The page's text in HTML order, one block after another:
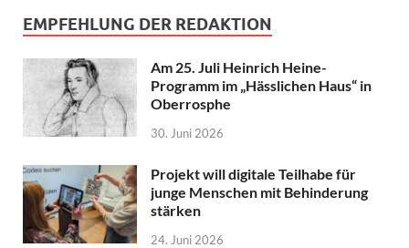
EMPFEHLUNG DER REDAKTION
Am 25. Juli Heinrich Heine-
Programm im „Hässlichen Haus“ in
Oberrosphe
30. Juni 2026
Projekt will digitale Teilhabe für
junge Menschen mit Behinderung
stärken
24. Juni 2026